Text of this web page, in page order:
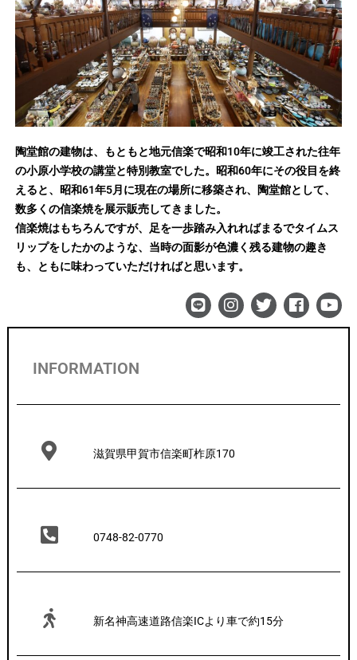
陶堂館の建物は、もともと地元信楽で昭和10年に竣工された往年
の小原小学校の講堂と特別教室でした。昭和60年にその役目を終
えると、昭和61年5月に現在の場所に移築され、陶堂館として、
数多くの信楽焼を展示販売してきました。
信楽焼はもちろんですが、足を一歩踏み入れればまるでタイムス
リップをしたかのような、当時の面影が色濃く残る建物の趣き
も、ともに味わっていただければと思います。
INFORMATION
滋賀県甲賀市信楽町柞原170
0748-82-0770
新名神高速道路信楽ICより車で約15分